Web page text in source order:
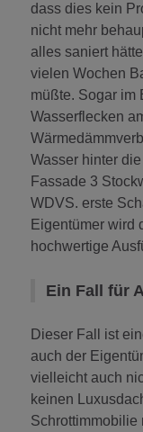
dass dies kein
nicht mehr
alles saniert
vielen Wochen
müßte. Sogar im
Wasserflecken
Wasser hinter
Fassade 3
WDVS. erste
Eigentümer wird
hochwertige
Ein Fall für
Dieser Fall ist
auch der
vielleicht auch
keinen
Schrottimmobilie